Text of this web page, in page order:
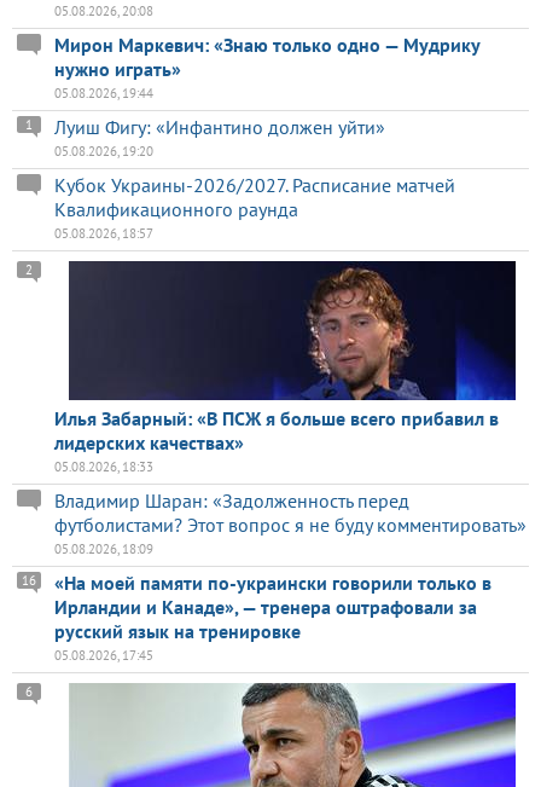
05.08.2026, 20:08
Мирон Маркевич: «Знаю только одно — Мудрику
нужно играть»
05.08.2026, 19:44
Луиш Фигу: «Инфантино должен уйти»
1
05.08.2026, 19:20
Кубок Украины-2026/2027. Расписание матчей
Квалификационного раунда
05.08.2026, 18:57
Илья Забарный: «В ПСЖ я больше всего прибавил в
лидерских качествах»
2
05.08.2026, 18:33
Владимир Шаран: «Задолженность перед
футболистами? Этот вопрос я не буду комментировать»
05.08.2026, 18:09
«На моей памяти по-украински говорили только в
Ирландии и Канаде», — тренера оштрафовали за
русский язык на тренировке
16
05.08.2026, 17:45
6